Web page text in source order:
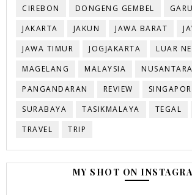
CIREBON
DONGENG GEMBEL
JAKARTA
JAKUN JAWA BARAT
JAWA TIMUR
JOGJAKARTA
LUAR
MAGELANG
MALAYSIA
NUSANTARA
PANGANDARAN
REVIEW
SURABAYA
TASIKMALAYA TEGAL
TRAVEL
TRIP
MY SHOT ON